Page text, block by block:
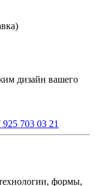
дизайн вашего
925 703 03 21
формы,